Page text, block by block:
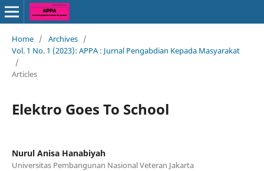
Home / Archives /
Vol. 1 No. 1 (2023): APPA : Jurnal Pengabdian Kepada Masyarakat
/
Articles
Elektro Goes To School
Nurul Anisa Hanabiyah
Universitas Pembangunan Nasional Veteran Jakarta